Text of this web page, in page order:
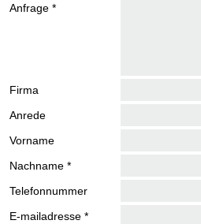
Anfrage *
Firma
Anrede
Vorname
Nachname *
Telefonnummer
E-mailadresse *